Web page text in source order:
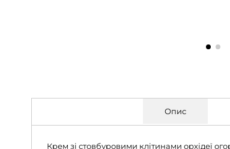
Опис
Крем зі стовбуровими клітинами орхідеї